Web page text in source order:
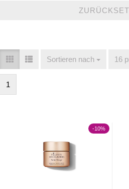
Sortieren nach
Sortieren nach 16
pro
1
-10%